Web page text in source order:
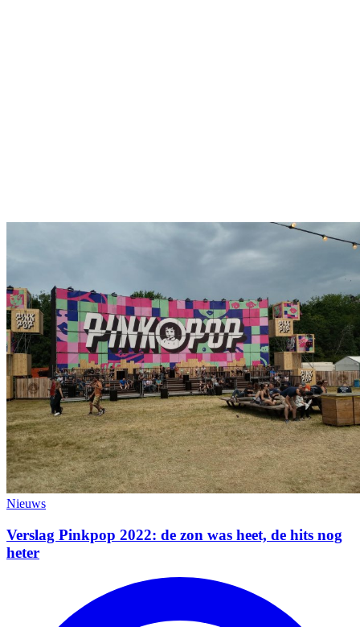
Nieuws
Verslag Pinkpop 2022: de zon was heet, de hits nog
heter